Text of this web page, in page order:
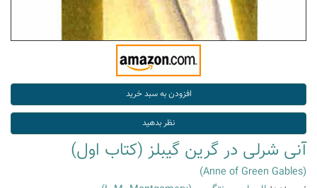
آنی شرلی در گرین گیبلز (کتاب اول)
(Anne of Green Gables)